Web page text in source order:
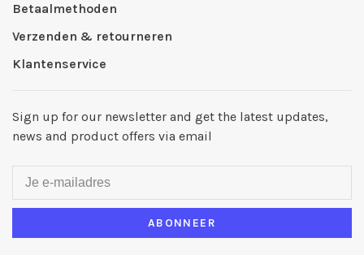
Betaalmethoden
Verzenden & retourneren
Klantenservice
Sign up for our newsletter and get the latest updates,
news and product offers via email
ABONNEER